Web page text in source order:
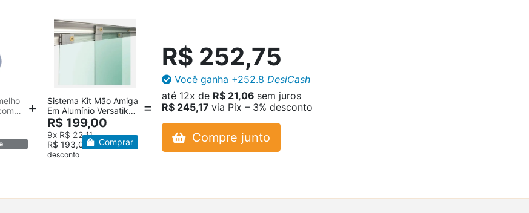
Sistema Kit Mão Amiga
Em Alumínio Versatik
Tec-Vidro
R$ 199,00
9x R$ 22,11
R$ 193,03via Pix – 3%
desconto
Comprar
R$ 252,75
Você ganha +252.8 DesiCash
até 12x de R$ 21,06 sem juros
R$ 245,17 via Pix – 3% desconto
Compre junto